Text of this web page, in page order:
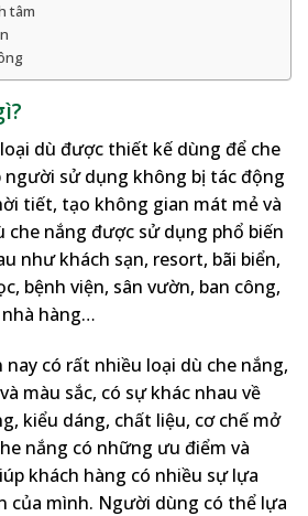
tâm
dù được thiết kế dùng để che
người sử dụng không bị tác động
tiết, tạo không gian mát mẻ và
che nắng được sử dụng phổ biến
như khách sạn, resort, bãi biển,
bệnh viện, sân vườn, ban công,
nhà hàng…
có rất nhiều loại dù che nắng,
màu sắc, có sự khác nhau về
kiểu dáng, chất liệu, cơ chế mở
nắng có những ưu điểm và
khách hàng có nhiều sự lựa
của mình. Người dùng có thể lựa